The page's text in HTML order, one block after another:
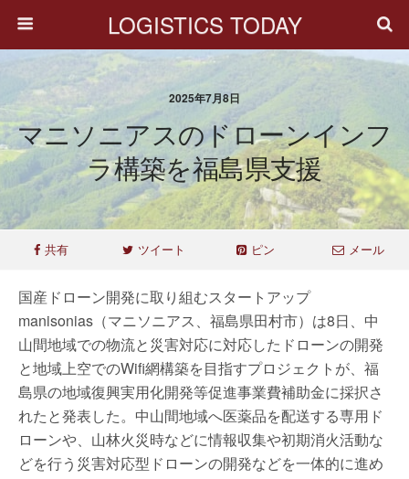
LOGISTICS TODAY
2025年7月8日
マニソニアスのドローンインフ
ラ構築を福島県支援
共有 ツイート ピン メール
国産ドローン開発に取り組むスタートアップ
manisonias（マニソニアス、福島県田村市）は8日、中
山間地域での物流と災害対応に対応したドローンの開発
と地域上空でのWifi網構築を目指すプロジェクトが、福
島県の地域復興実用化開発等促進事業費補助金に採択さ
れたと発表した。中山間地域へ医薬品を配送する専用ド
ローンや、山林火災時などに情報収集や初期消火活動な
どを行う災害対応型ドローンの開発などを一体的に進め